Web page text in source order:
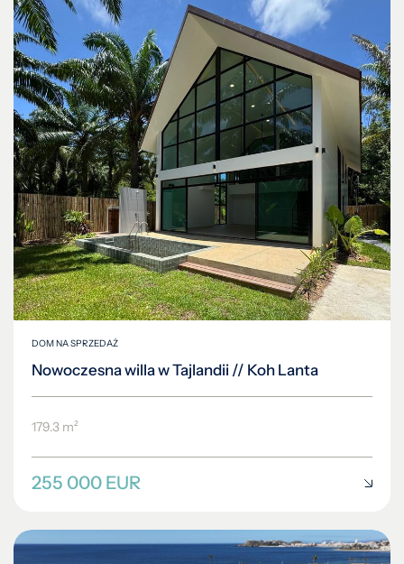
DOM NA SPRZEDAŻ
Nowoczesna willa w Tajlandii // Koh Lanta
179.3 m²
255 000 EUR